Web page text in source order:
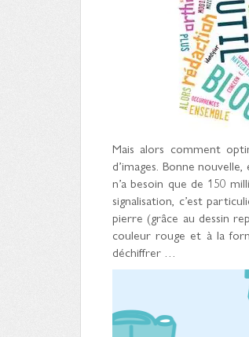
Mais alors comment
d’images. Bonne
n’a besoin que de 150
signalisation, c’est
pierre (grâce au dessin
couleur rouge et à la
déchiffrer …